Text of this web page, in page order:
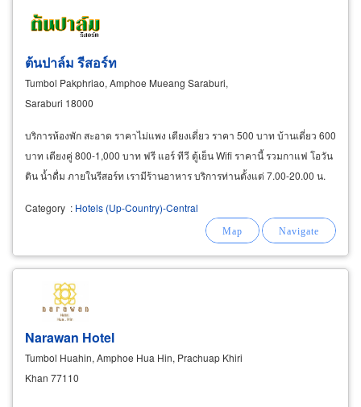
ต้นปาล์ม รีสอร์ท
Tumbol Pakphriao, Amphoe Mueang Saraburi,
Saraburi 18000
บริการห้องพัก สะอาด ราคาไม่แพง เตียงเดี่ยว ราคา 500 บาท บ้านเดี่ยว 600
บาท เตียงคู่ 800-1,000 บาท ฟรี แอร์ ทีวี ตู้เย็น Wifi ราคานี้ รวมกาแฟ โอวัน
ติน น้ำดื่ม ภายในรีสอร์ท เรามีร้านอาหาร บริการท่านตั้งแต่ 7.00-20.00 น.
Category : Hotels (Up-Country)-Central
Narawan Hotel
Tumbol Huahin, Amphoe Hua Hin, Prachuap Khiri
Khan 77110